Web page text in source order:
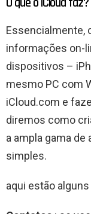
Essencialmente,
informações on-
dispositivos –
mesmo PC com
iCloud.com e
diremos como
a ampla gama
simples.
aqui estão